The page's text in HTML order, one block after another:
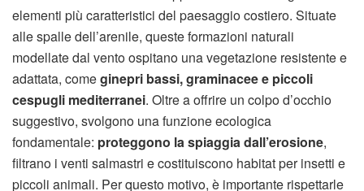
elementi più caratteristici del paesaggio costiero. Situate
alle spalle dell’arenile, queste formazioni naturali
modellate dal vento ospitano una vegetazione resistente e
adattata, comeginepri bassi, graminacee e piccoli
cespugli mediterranei. Oltre a offrire un colpo d’occhio
suggestivo, svolgono una funzione ecologica
fondamentale: proteggono la spiaggia dall’erosione,
filtrano i venti salmastri e costituiscono habitat per insetti e
piccoli animali. Per questo motivo, è importante rispettarle